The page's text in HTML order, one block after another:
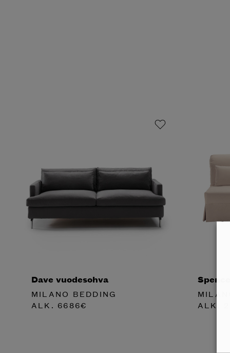
Dave vuodesohva
MILANO BEDDING
ALK. 6686€
ALK.